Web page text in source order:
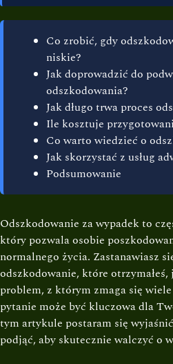
Co zrobić, gdy
niskie?
Jak doprowadzić do
odszkodowania?
Jak długo trwa proces
Ile kosztuje
Co warto wiedzieć o
Jak skorzystać z usług
Podsumowanie
Odszkodowanie za wypadek to
który pozwala osobie
normalnego życia. Zastanawiasz
odszkodowanie, które
problem, z którym zmaga się
pytanie może być kluczowa dla
tym artykule postaram się
podjąć, aby skutecznie walczyć o